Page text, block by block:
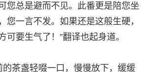
您总是避而不见。此番更是陪您坐
您一言不发。如果还是这般生硬，
可要生气了！”翻译也起身道。
的茶盏轻啜一口，慢慢放下，缓缓